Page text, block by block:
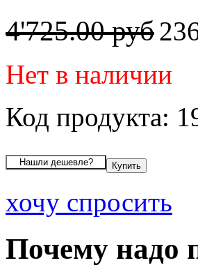
4'725.00 руб
Нет в наличии
Код продукта:
хочу спросить
Почему надо